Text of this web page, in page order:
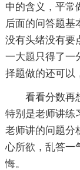
中的含义，平常
后面的问答题基
没有头绪没有要
一大题只得了一
择题做的还可以
看看分数再
特别是老师讲练
老师讲的问题分
心所欲，乱答一
悔。